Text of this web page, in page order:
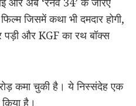
जिसमें कथा भी दमदार होगी,
और KGF का रथ बॉक्स
कमा चुकी है। ये निस्संदेह एक
है।